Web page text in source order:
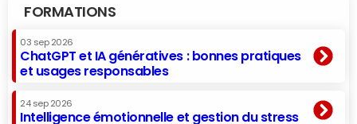
FORMATIONS
03 sep 2026
ChatGPT et IA génératives : bonnes pratiques
et usages responsables
24 sep 2026
Intelligence émotionnelle et gestion du stress